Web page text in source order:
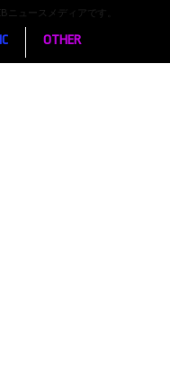
ュースメディアです。
OTHER